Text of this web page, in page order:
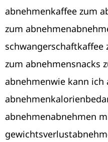
abnehmenkaffee zum
zum abnehmen
schwangerschaftkaffee
zum abnehmensnacks
abnehmenwie kann ich
abnehmen
abnehmenabnehmen
gewichtsverlust